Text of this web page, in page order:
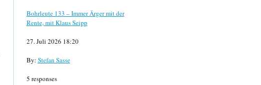
Bohrleute 133 – Immer Ärger mit der
Rente, mit Klaus Seipp
27. Juli 2026 18:20
By: Stefan Sasse
5 responses